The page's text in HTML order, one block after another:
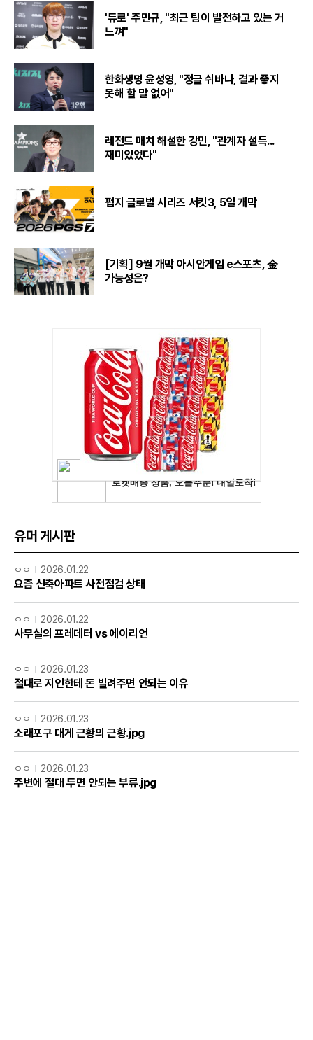
'듀로' 주민규, "최근 팀이 발전하고 있는 거
느껴"
한화생명 윤성영, "정글 쉬바나, 결과 좋지
못해 할 말 없어"
레전드 매치 해설한 강민, "관계자 설득...
재미있었다"
펍지 글로벌 시리즈 서킷3, 5일 개막
[기획] 9월 개막 아시안게임 e스포츠, 金
가능성은?
유머 게시판
ㅇㅇ 2026.01.22
요즘 신축아파트 사전점검 상태
ㅇㅇ 2026.01.22
사무실의 프레데터 vs 에이리언
ㅇㅇ 2026.01.23
절대로 지인한테 돈 빌려주면 안되는 이유
ㅇㅇ 2026.01.23
소래포구 대게 근황의 근황.jpg
ㅇㅇ 2026.01.23
주변에 절대 두면 안되는 부류.jpg